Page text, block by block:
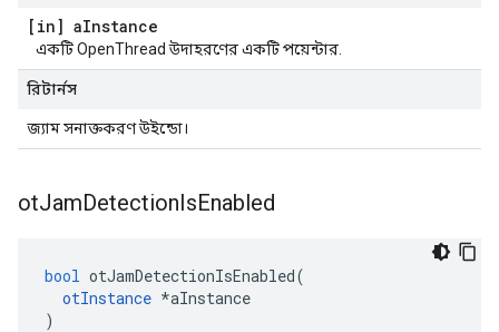
[in] aInstance
একটি OpenThread উদাহরণের একটি পয়েন্টার.
রিটার্নস
জ্যাম সনাক্তকরণ উইন্ডো।
otJamDetectionIsEnabled
bool otJamDetectionIsEnabled(
otInstance *aInstance
)